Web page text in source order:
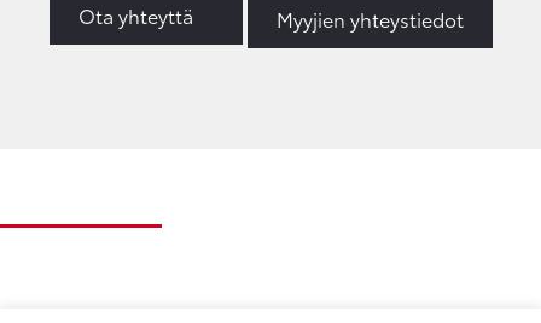
Ota yhteyttä Myyjien yhteystiedot